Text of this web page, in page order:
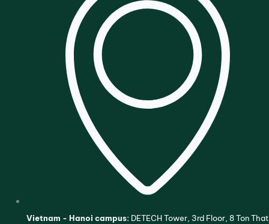
Vietnam - Hanoi campus:DETECH Tower, 3rd Floor, 8 Ton That